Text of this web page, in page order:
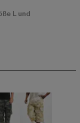
L und